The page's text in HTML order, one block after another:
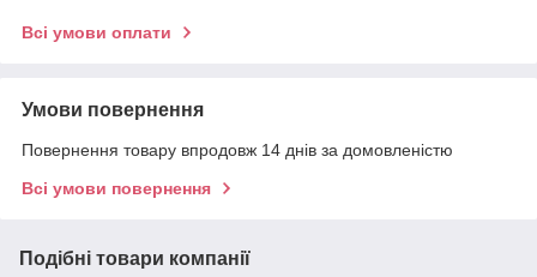
Всі умови оплати
Умови повернення
Повернення товару впродовж 14 днів за домовленістю
Всі умови повернення
Подібні товари компанії